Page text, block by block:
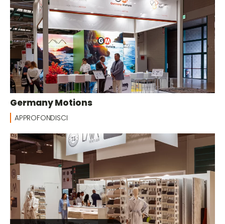
Germany Motions
APPROFONDISCI